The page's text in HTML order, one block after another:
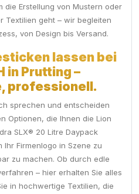
die Erstellung von Mustern oder
Textilien geht – wir begleiten
von Design bis Versand.
lassen bei
in Prutting –
professionell.
sprechen und entscheiden
Optionen, die Ihnen die Lion
SLX® 20 Litre Daypack
Firmenlogo in Szene zu
zu machen. Ob durch edle
– hier erhalten Sie alles
in hochwertige Textilien, die